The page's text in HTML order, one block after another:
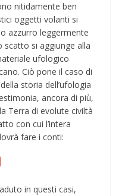
nitidamente ben
oggetti volanti si
azzurro leggermente
scatto si aggiunge alla
ufologico
Ciò pone il caso di
storia dell’ufologia
ancora di più,
Terra di evolute civiltà
con cui l’intera
fare i conti:
in questi casi,